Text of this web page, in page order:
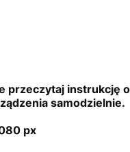
przeczytaj instrukcję
samodzielnie.
px